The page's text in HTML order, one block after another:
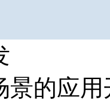
景的应